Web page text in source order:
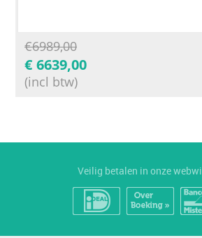
€6989,00
€ 6639,00
(incl btw)
Veilig betalen in onze